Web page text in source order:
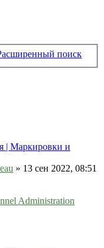
поиск
| Маркировки и
» 13 сен 2022, 08:51
Administration